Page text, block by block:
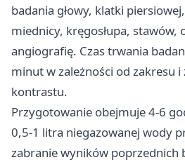
badania głowy, klatki
miednicy, kręgosłupa, stawów,
angiografię. Czas trwania
minut w zależności od zakresu i
kontrastu.
Przygotowanie obejmuje 4-6
0,5-1 litra niegazowanej wody
zabranie wyników poprzednich